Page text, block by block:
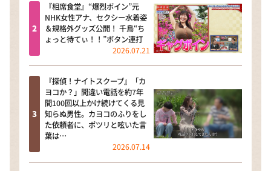
『相席食堂』“爆烈ボイン”元
NHK女性アナ、セクシー水着姿
＆規格外グッズ公開！ 千鳥“ち
ょっと待てぃ！！”ボタン連打
2026.07.21
『探偵！ナイトスクープ』「カ
ヨコか？」間違い電話を約7年
間100回以上かけ続けてくる見
知らぬ男性。カヨコのふりをし
た依頼者に、ポツリと呟いた言
葉は…
2026.07.14